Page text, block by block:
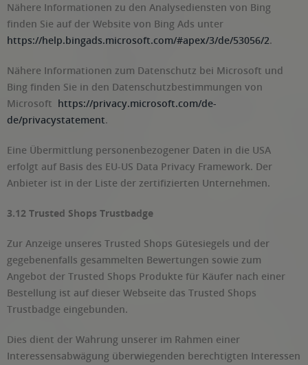
Nähere Informationen zu den Analysediensten von Bing
finden Sie auf der Website von Bing Ads unter
https://help.bingads.microsoft.com/#apex/3/de/53056/2.
Nähere Informationen zum Datenschutz bei Microsoft und
Bing finden Sie in den Datenschutzbestimmungen von
Microsoft https://privacy.microsoft.com/de-
de/privacystatement.
Eine Übermittlung personenbezogener Daten in die USA
erfolgt auf Basis des EU-US Data Privacy Framework. Der
Anbieter ist in der Liste der zertifizierten Unternehmen.
3.12 Trusted Shops Trustbadge
Zur Anzeige unseres Trusted Shops Gütesiegels und der
gegebenenfalls gesammelten Bewertungen sowie zum
Angebot der Trusted Shops Produkte für Käufer nach einer
Bestellung ist auf dieser Webseite das Trusted Shops
Trustbadge eingebunden.
Dies dient der Wahrung unserer im Rahmen einer
Interessensabwägung überwiegenden berechtigten Interessen